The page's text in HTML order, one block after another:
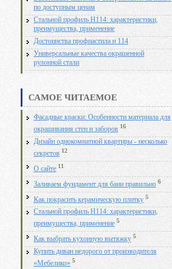
по доступным ценам
Стальной профиль Н114: характеристики,
преимущества, применение
Достоинства профнастила н 114
Универсальные качества окрашенной
рулонной стали
САМОЕ ЧИТАЕМОЕ
Фасадные краски: Особенности материала для
окрашивания стен и заборов 16
Дизайн однокомнатной квартиры - несколько
секретов 12
О сайте 11
Заливаем фундамент для бани правильно 6
Как покрасить керамическую плитку 5
Стальной профиль Н114: характеристики,
преимущества, применение 5
Как выбрать кухонную вытяжку 5
Купить диван недорого от производителя
«Мебелико» 5